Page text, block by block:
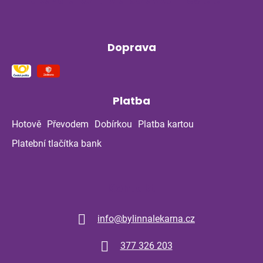
Doprava
Platba
Hotově Převodem Dobírkou
Platba kartou
Platební tlačítka bank
info@bylinnalekarna.cz
377 326 203